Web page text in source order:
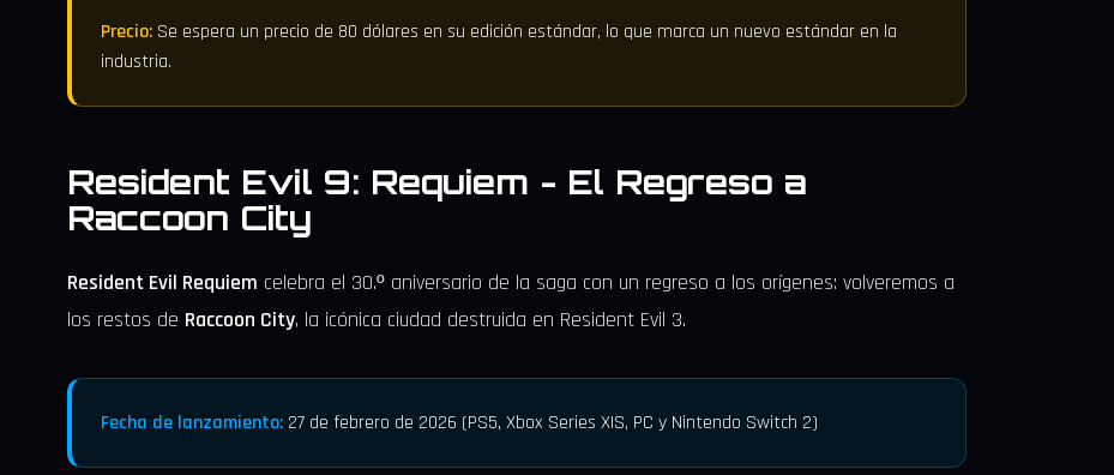
Precio: Se espera un precio de 80 dólares en su edición estándar, lo que marca un nuevo estándar en la
industria.
Resident Evil 9: Requiem - El Regreso a
Raccoon City
Resident Evil Requiem celebra el 30.º aniversario de la saga con un regreso a los orígenes: volveremos a
los restos de Raccoon City, la icónica ciudad destruida en Resident Evil 3.
Fecha de lanzamiento: 27 de febrero de 2026 (PS5, Xbox Series X|S, PC y Nintendo Switch 2)